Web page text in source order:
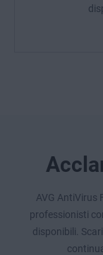
AVG AntiVirus
professionisti
disponibili.